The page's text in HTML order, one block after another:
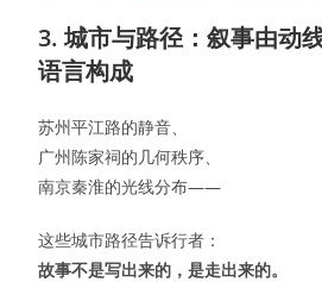
3. 城市与路径：叙事由动
语言构成
苏州平江路的静音、
广州陈家祠的几何秩序、
南京秦淮的光线分布——
这些城市路径告诉行者：
故事不是写出来的，是走出来的。